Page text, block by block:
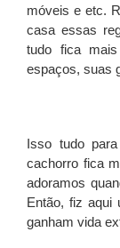
móveis e etc.
casa essas
tudo fica
espaços, suas
Isso tudo
cachorro fica
adoramos
Então, fiz aqui
ganham vida